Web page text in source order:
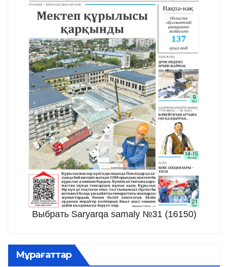
Выбрать Saryarqa samaly №31 (16150)
Мұрағаттар